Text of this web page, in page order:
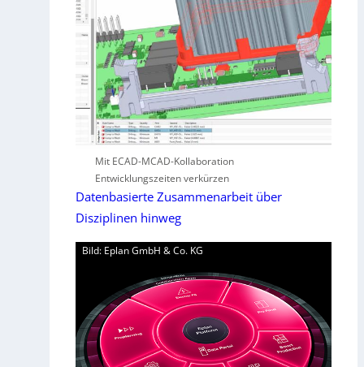
Mit ECAD-MCAD-Kollaboration
Entwicklungszeiten verkürzen
Datenbasierte Zusammenarbeit über
Disziplinen hinweg
Bild: Eplan GmbH & Co. KG